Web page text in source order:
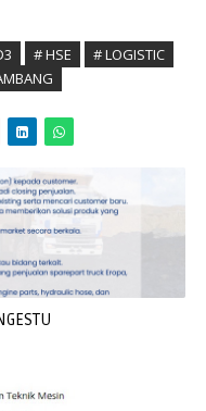
# HSE
# LOGISTIC